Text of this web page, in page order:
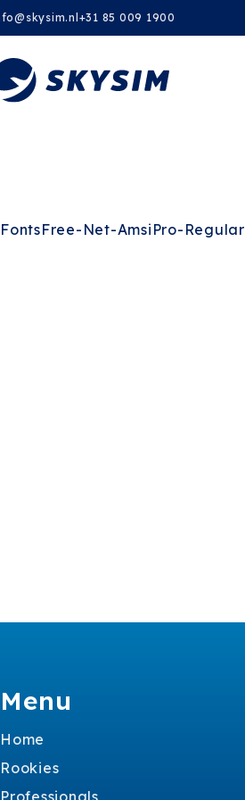
+31 85 009 1900
FontsFree-Net-AmsiPro-Regular
Menu
Home
Rookies
Professionals